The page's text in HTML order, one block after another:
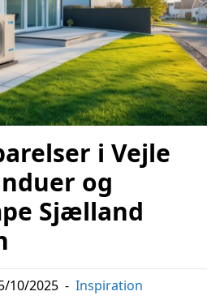
i Vejle
og
Sjælland
10/2025 - Inspiration